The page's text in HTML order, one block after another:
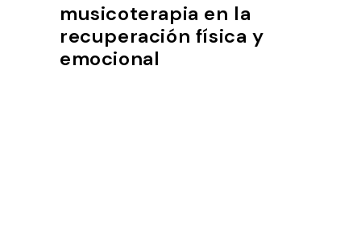
musicoterapia en la
recuperación física y
emocional